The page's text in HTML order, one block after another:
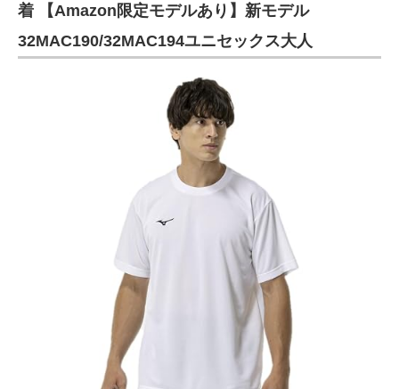
着 【Amazon限定モデルあり】新モデル
32MAC190/32MAC194ユニセックス大人